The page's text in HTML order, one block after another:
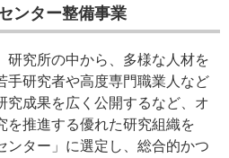
ンター整備事業
研究所の中から、多様な人材を
手研究者や高度専門職業人など
究成果を広く公開するなど、オ
を推進する優れた研究組織を
ンター」に選定し、総合的かつ